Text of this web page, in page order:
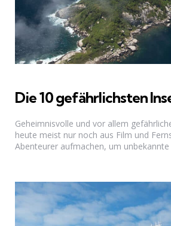
Die 10 gefährlichsten
Geheimnisvolle und vor allem
heute meist nur noch aus Film und
Abenteurer aufmachen, um unbekannte